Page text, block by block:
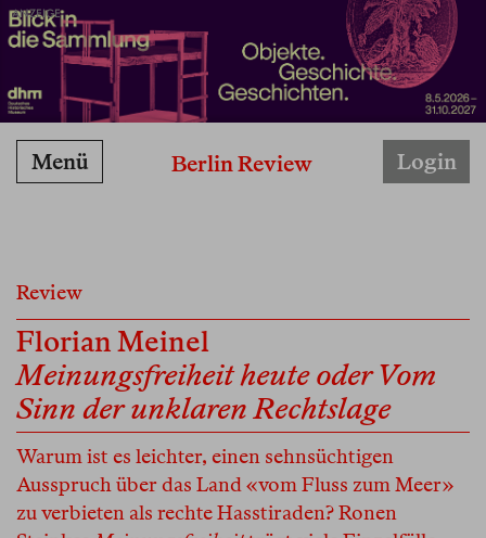
ANZEIGE
Berlin Review
Menü Login
Review
Florian Meinel
Meinungsfreiheit heute oder Vom
Sinn der unklaren Rechtslage
Warum ist es leichter, einen sehnsüchtigen
Ausspruch über das Land «vom Fluss zum Meer»
zu verbieten als rechte Hasstiraden? Ronen